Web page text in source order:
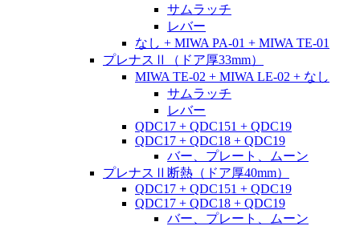
サムラッチ
レバー
なし + MIWA PA-01 + MIWA TE-01
プレナスⅡ（ドア厚33mm）
MIWA TE-02 + MIWA LE-02 + なし
サムラッチ
レバー
QDC17 + QDC151 + QDC19
QDC17 + QDC18 + QDC19
バー、プレート、ムーン
プレナスⅡ断熱（ドア厚40mm）
QDC17 + QDC151 + QDC19
QDC17 + QDC18 + QDC19
バー、プレート、ムーン